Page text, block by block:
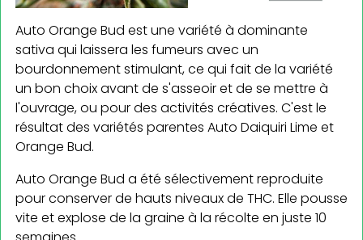
Auto Orange Bud est une variété à dominante
sativa qui laissera les fumeurs avec un
bourdonnement stimulant, ce qui fait de la variété
un bon choix avant de s'asseoir et de se mettre à
l'ouvrage, ou pour des activités créatives. C'est le
résultat des variétés parentes Auto Daiquiri Lime et
Orange Bud.
Auto Orange Bud a été sélectivement reproduite
pour conserver de hauts niveaux de THC. Elle pousse
vite et explose de la graine à la récolte en juste 10